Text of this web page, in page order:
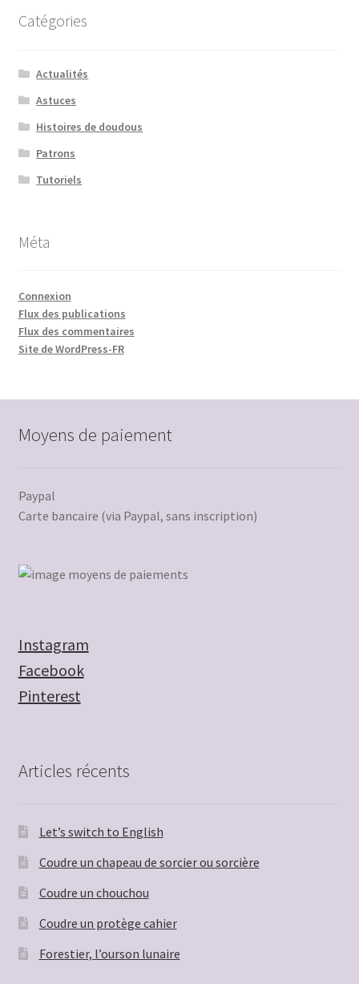
Catégories
Actualités
Astuces
Histoires de doudous
Patrons
Tutoriels
Méta
Connexion
Flux des publications
Flux des commentaires
Site de WordPress-FR
Moyens de paiement
Paypal
Carte bancaire (via Paypal, sans inscription)
Instagram
Facebook
Pinterest
Articles récents
Let’s switch to English
Coudre un chapeau de sorcier ou sorcière
Coudre un chouchou
Coudre un protège cahier
Forestier, l’ourson lunaire